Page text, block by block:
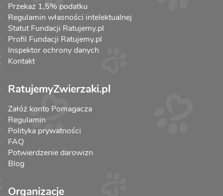
Przekaż 1,5% podatku
Regulamin własności intelektualnej
Statut Fundacji Ratujemy.pl
Profil Fundacji Ratujemy.pl
Inspektor ochrony danych
Kontakt
RatujemyZwierzaki.pl
Załóż konto Pomagacza
Regulamin
Polityka prywatności
FAQ
Potwierdzenie darowizn
Blog
Organizacje